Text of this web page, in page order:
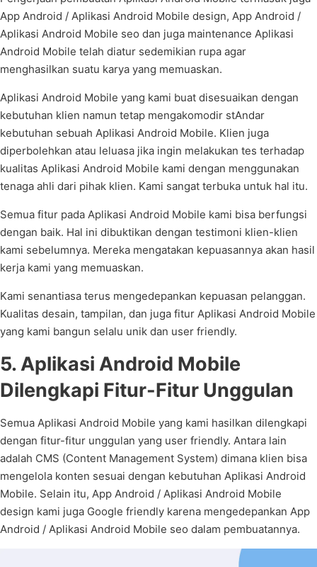
App Android / Aplikasi Android Mobile design, App Android /
Aplikasi Android Mobile seo dan juga maintenance Aplikasi
Android Mobile telah diatur sedemikian rupa agar
menghasilkan suatu karya yang memuaskan.
Aplikasi Android Mobile yang kami buat disesuaikan dengan
kebutuhan klien namun tetap mengakomodir stAndar
kebutuhan sebuah Aplikasi Android Mobile. Klien juga
diperbolehkan atau leluasa jika ingin melakukan tes terhadap
kualitas Aplikasi Android Mobile kami dengan menggunakan
tenaga ahli dari pihak klien. Kami sangat terbuka untuk hal itu.
Semua fitur pada Aplikasi Android Mobile kami bisa berfungsi
dengan baik. Hal ini dibuktikan dengan testimoni klien-klien
kami sebelumnya. Mereka mengatakan kepuasannya akan hasil
kerja kami yang memuaskan.
Kami senantiasa terus mengedepankan kepuasan pelanggan.
Kualitas desain, tampilan, dan juga fitur Aplikasi Android Mobile
yang kami bangun selalu unik dan user friendly.
5. Aplikasi Android Mobile
Dilengkapi Fitur-Fitur Unggulan
Semua Aplikasi Android Mobile yang kami hasilkan dilengkapi
dengan fitur-fitur unggulan yang user friendly. Antara lain
adalah CMS (Content Management System) dimana klien bisa
mengelola konten sesuai dengan kebutuhan Aplikasi Android
Mobile. Selain itu, App Android / Aplikasi Android Mobile
design kami juga Google friendly karena mengedepankan App
Android / Aplikasi Android Mobile seo dalam pembuatannya.